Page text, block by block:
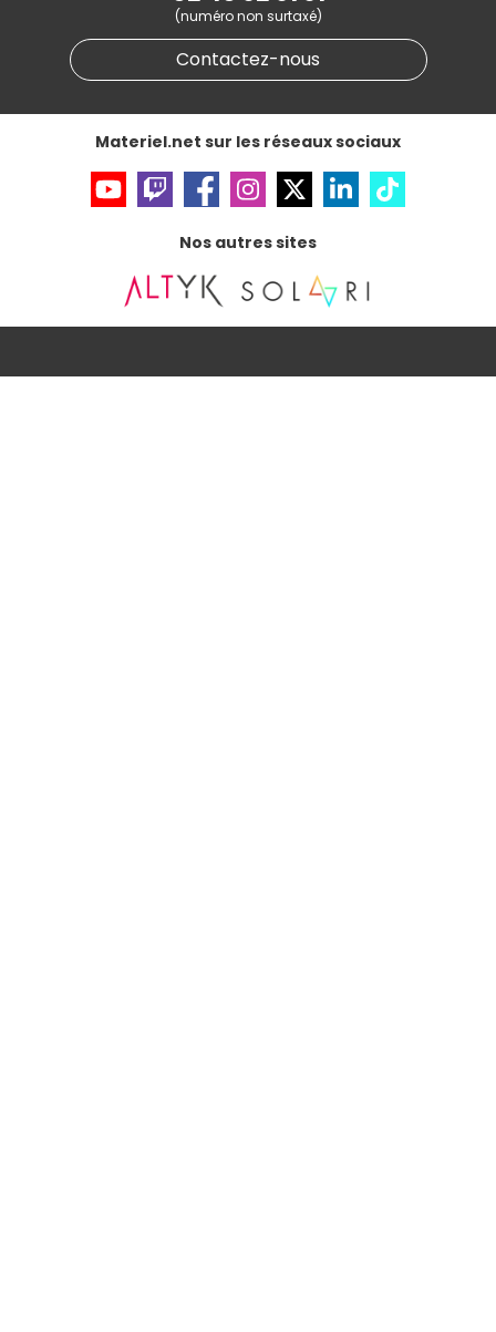
Données personnellesetcookies
Gérer vos cookies
Accessibilité : non conforme
(numéro non surtaxé)
Contactez-nous
Materiel.net sur les réseaux sociaux
Nos autres sites